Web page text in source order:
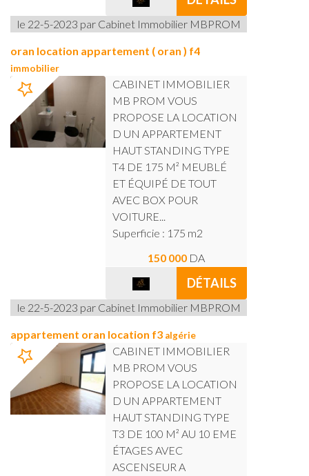
le 22-5-2023 par Cabinet Immobilier MBPROM
oran location appartement ( oran ) f4
immobilier
CABINET IMMOBILIER
MB PROM VOUS
PROPOSE LA LOCATION
D UN APPARTEMENT
HAUT STANDING TYPE
T4 DE 175 M² MEUBLÉ
ET ÉQUIPÉ DE TOUT
AVEC BOX POUR
VOITURE...
Superficie : 175 m2
150 000 DA
DÉTAILS
le 22-5-2023 par Cabinet Immobilier MBPROM
appartement oran location f3 algérie
CABINET IMMOBILIER
MB PROM VOUS
PROPOSE LA LOCATION
D UN APPARTEMENT
HAUT STANDING TYPE
T3 DE 100 M² AU 10 EME
ÉTAGES AVEC
ASCENSEUR A